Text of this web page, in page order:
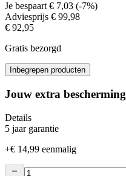
Je bespaart€ 7,03 (-7%)
Adviesprijs € 99,98
€ 92,95
Gratis bezorgd
Inbegrepen producten
Jouw extra bescherming
Details
5 jaar garantie
+€ 14,99 eenmalig